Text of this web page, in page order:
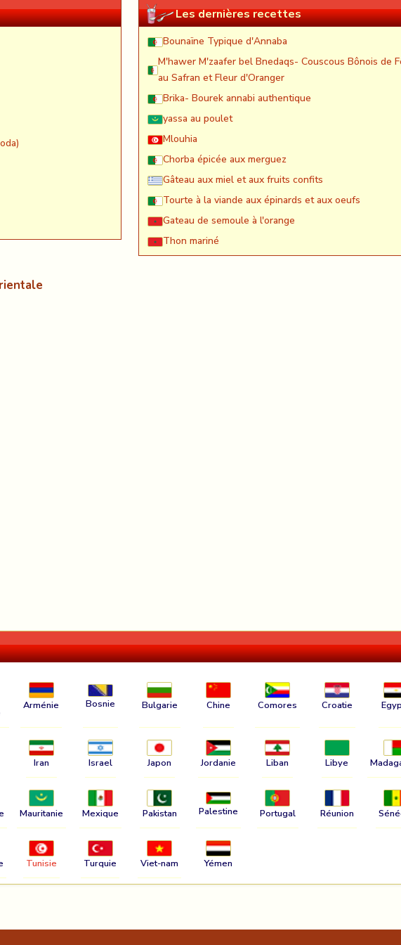
Les dernières recettes
Bounaïne Typique d'Annaba
M'hawer M'zaafer bel Bnedaqs- Couscous Bônois de
au Safran et Fleur d'Oranger
Brika- Bourek annabi authentique
yassa au poulet
Mlouhia
Chorba épicée aux merguez
Gâteau aux miel et aux fruits confits
Tourte à la viande aux épinards et aux oeufs
Gateau de semoule à l'orange
Thon mariné
Arménie Bosnie Bulgarie Chine Comores Croatie
Iran Israel Japon Jordanie Liban Libye
Mauritanie Mexique Pakistan Palestine Portugal Réunion
Tunisie Turquie Viet-nam Yémen